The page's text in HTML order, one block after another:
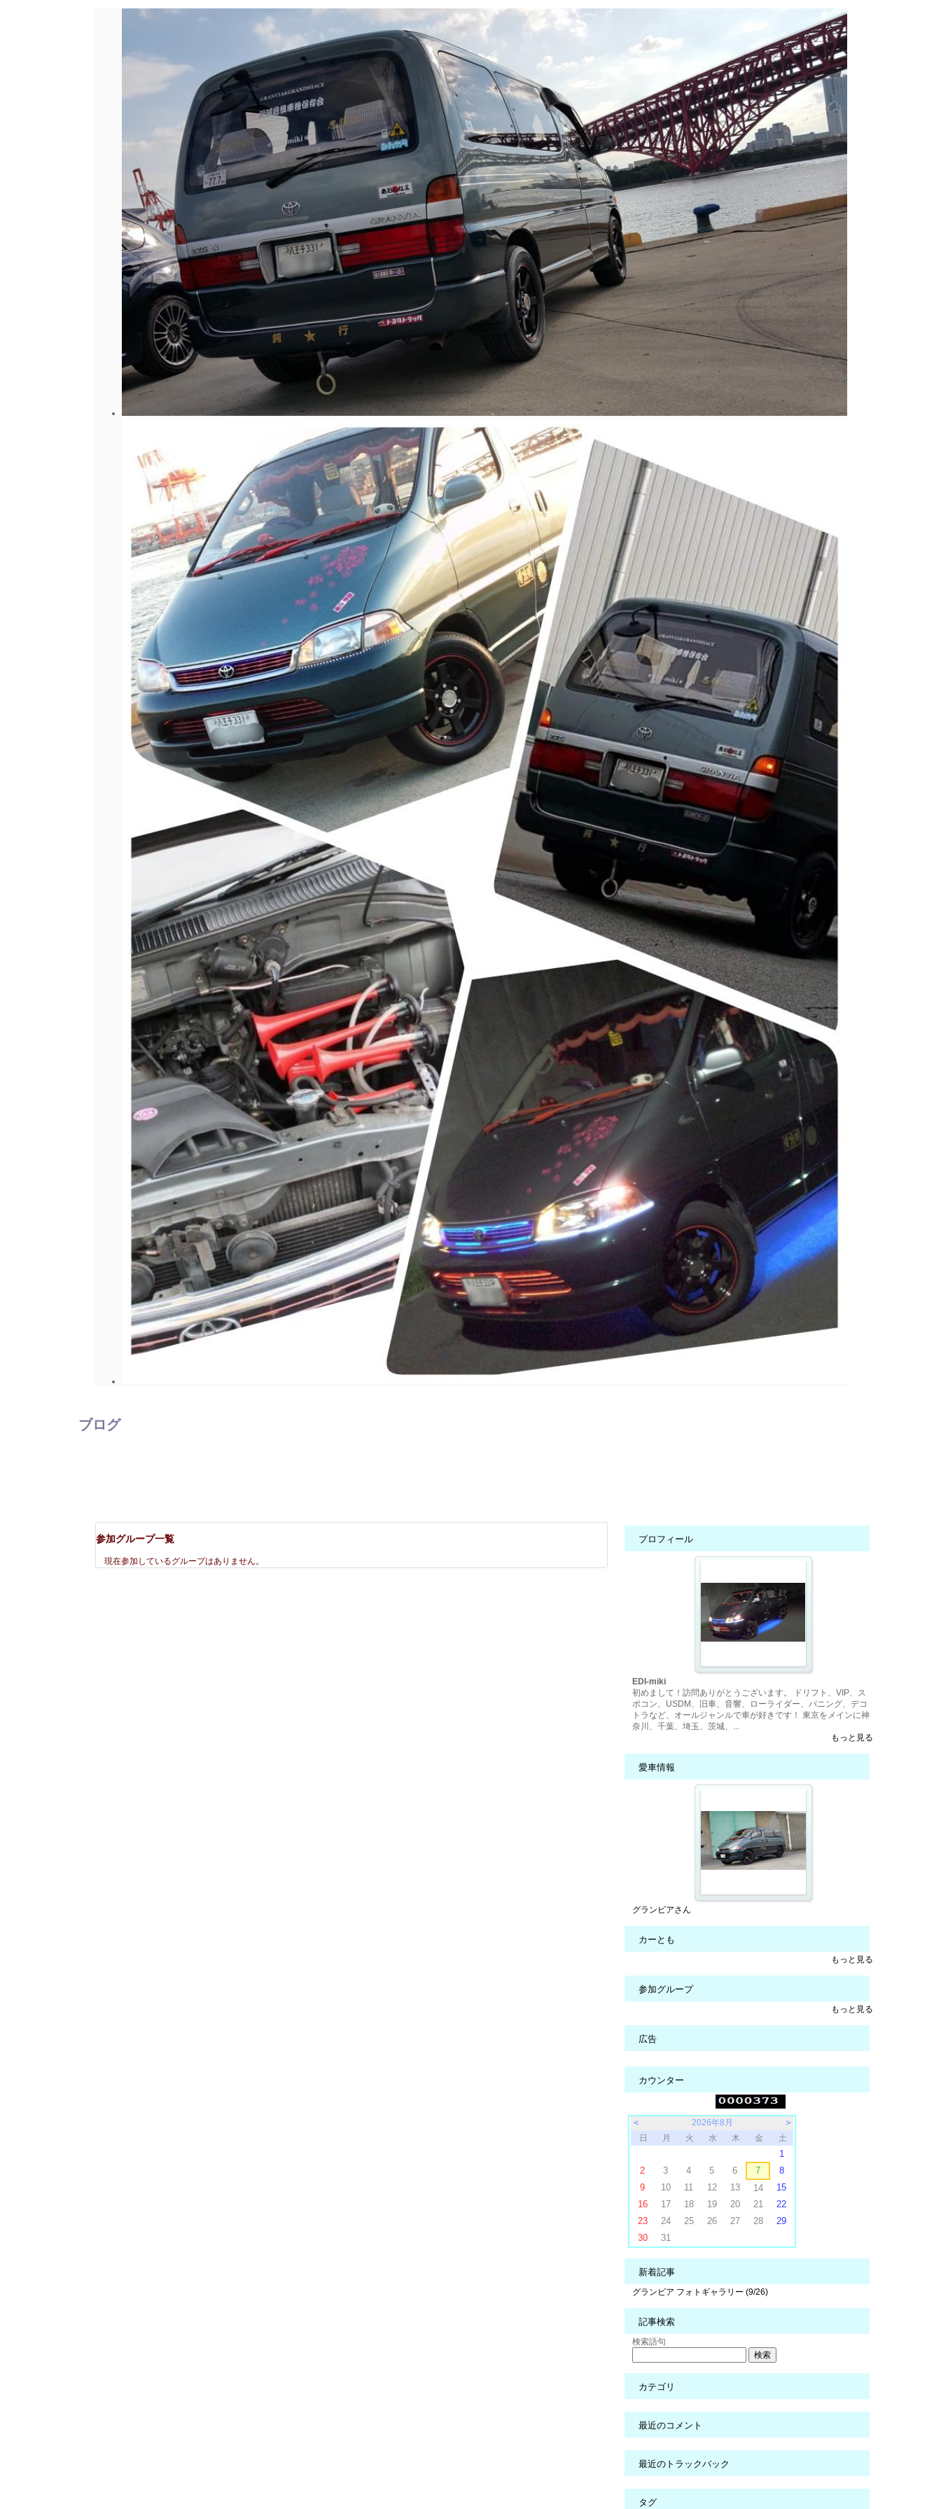
ブログ
参加グループ一覧
現在参加しているグループはありません。
プロフィール
EDI-miki
初めまして！訪問ありがとうございます。 ドリフト、VIP、ス
ポコン、USDM、旧車、音響、ローライダー、バニング、デコ
トラなど、オールジャンルで車が好きです！ 東京をメインに神
奈川、千葉、埼玉、茨城、...
もっと見る
愛車情報
グランビアさん
カーとも
もっと見る
参加グループ
もっと見る
広告
カウンター
＜ 2026年8月
＞
日
月 火 水 木 金 土
1
2
3 4 5 6 7
8
9
10 11 12 13 14
15
16
17 18 19 20 21
22
23
24 25 26 27 28
29
30
31
新着記事
グランビア フォトギャラリー (9/26)
記事検索
検索語句
カテゴリ
最近のコメント
最近のトラックバック
タグ